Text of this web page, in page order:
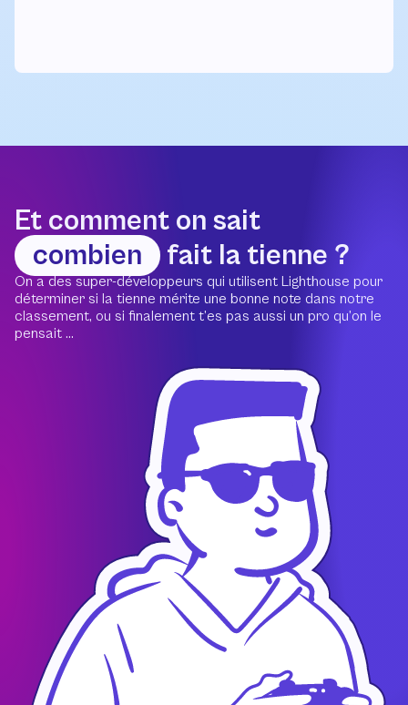
Et comment on sait
combien
fait la tienne ?
On a des super-développeurs qui utilisent Lighthouse pour
déterminer si la tienne mérite une bonne note dans notre
classement, ou si finalement t’es pas aussi un pro qu’on le
pensait ...